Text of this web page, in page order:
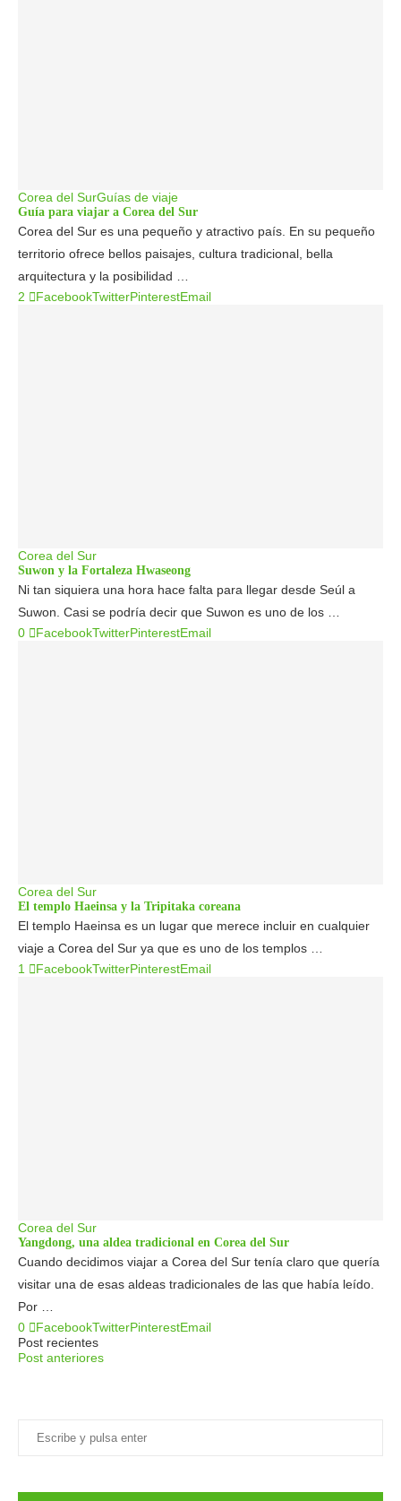
Corea del SurGuías de viaje
Guía para viajar a Corea del Sur
Corea del Sur es una pequeño y atractivo país. En su pequeño
territorio ofrece bellos paisajes, cultura tradicional, bella
arquitectura y la posibilidad …
2
FacebookTwitterPinterestEmail
Corea del Sur
Suwon y la Fortaleza Hwaseong
Ni tan siquiera una hora hace falta para llegar desde Seúl a
Suwon. Casi se podría decir que Suwon es uno de los …
0
FacebookTwitterPinterestEmail
Corea del Sur
El templo Haeinsa y la Tripitaka coreana
El templo Haeinsa es un lugar que merece incluir en cualquier
viaje a Corea del Sur ya que es uno de los templos …
1
FacebookTwitterPinterestEmail
Corea del Sur
Yangdong, una aldea tradicional en Corea del Sur
Cuando decidimos viajar a Corea del Sur tenía claro que quería
visitar una de esas aldeas tradicionales de las que había leído.
Por …
0
FacebookTwitterPinterestEmail
Post recientes
Post anteriores